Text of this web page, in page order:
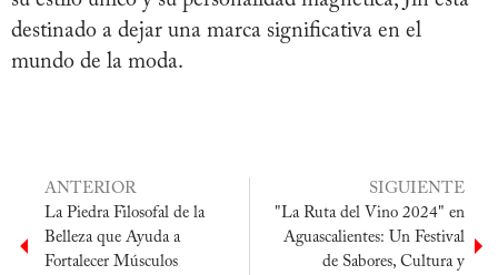
destinado a dejar una marca significativa en el
mundo de la moda.
ANTERIOR
La Piedra Filosofal de la
Belleza que Ayuda a
Fortalecer Músculos
SIGUIENTE
"La Ruta del Vino 2024" en
Aguascalientes: Un Festival
de Sabores, Cultura y